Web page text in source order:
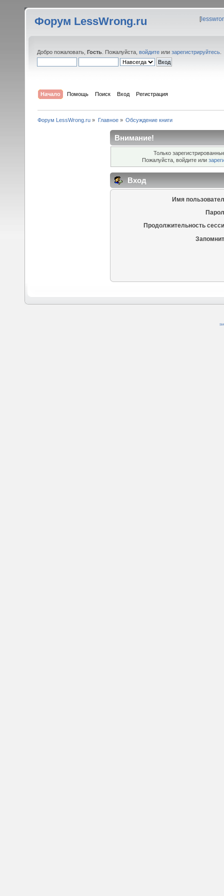
Форум LessWrong.ru [
Добро пожаловать, Гость . Пожалуйста, войдите или зарегистрируйтесь
Начало Помощь Поиск Вход Регистрация
Форум LessWrong.ru » Главное» Обсуждение книги
Внимание!
Только
Пожалуйста, войдите или
Вход
Имя
Продолжительность